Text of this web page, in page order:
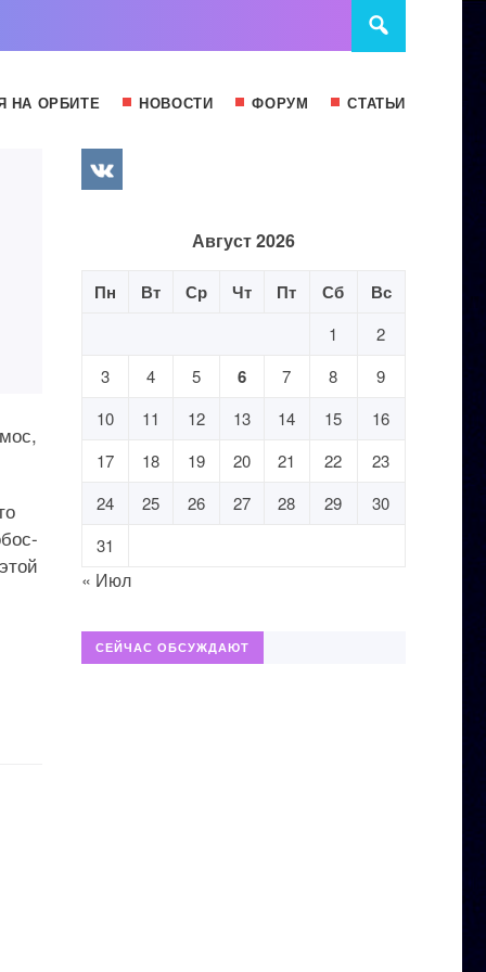
НА ОРБИТЕ НОВОСТИ ФОРУМ СТАТЬИ
Август 2026
Пн Вт Ср Чт Пт Сб Вс
1
2
3
4 5 6 7 8
9
10
11 12 13 14 15
16
17
18 19 20 21 22
23
24
25 26 27 28 29
30
31
« Июл
СЕЙЧАС ОБСУЖДАЮТ